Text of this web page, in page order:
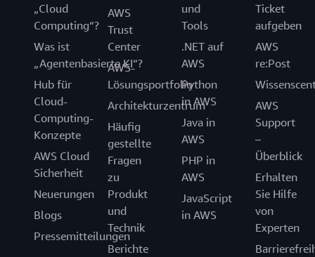
„Cloud
Computing“?
Was ist
„Agentenbasierte KI“?
Hub für
Cloud-
Computing-
Konzepte
AWS Cloud
Sicherheit
Neuerungen
Blogs
Pressemitteilungen
AWS
Trust
Center
AWS-
Lösungsportfolio
Architekturzentrum
Häufig
gestellte
Fragen
zu
Produkt
und
Technik
Berichte
und
Tools
.NET auf
AWS
Python
in AWS
Java in
AWS
PHP in
AWS
JavaScript
in AWS
Ticket
aufgeben
AWS
re:Post
AWS
Support
–
Überblick
Erhalten
Sie Hilfe
von
Experten